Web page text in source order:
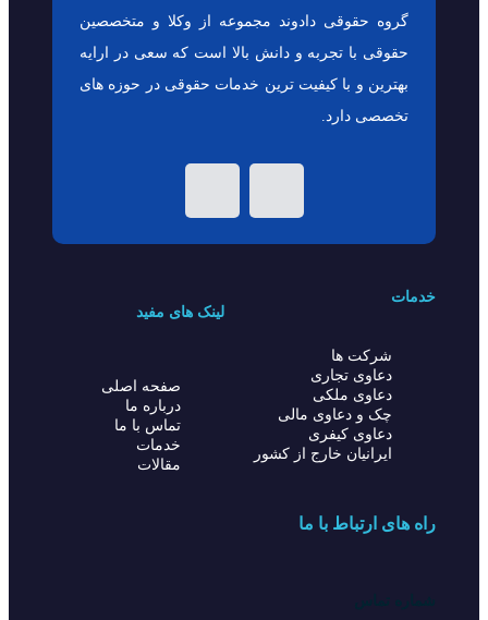
گروه حقوقی دادوند مجموعه از وکلا و متخصصین
حقوقی با تجربه و دانش بالا است که سعی در ارایه
بهترین و با کیفیت ترین خدمات حقوقی در حوزه های
تخصصی دارد.
خدمات
شرکت ها
دعاوی تجاری
دعاوی ملکی
چک و دعاوی مالی
دعاوی کیفری
ایرانیان خارج از کشور
لینک های مفید
صفحه اصلی
درباره ما
تماس با ما
خدمات
مقالات
راه های ارتباط با ما